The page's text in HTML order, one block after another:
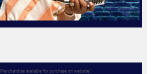
Merchandise available for purchase on website!